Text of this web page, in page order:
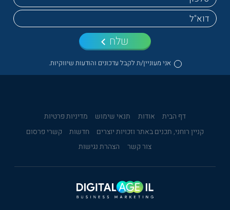
אני מעוניין/ת לקבל עדכונים והודעות שיווקיות.
שלח
דף הבית אודות תנאי שימוש
מדיניות פרטיות
קניין רוחני, תכנים באתר וזכויות יוצרים
חדשות
קשרי פרסום
צור קשר
הצהרת נגישות